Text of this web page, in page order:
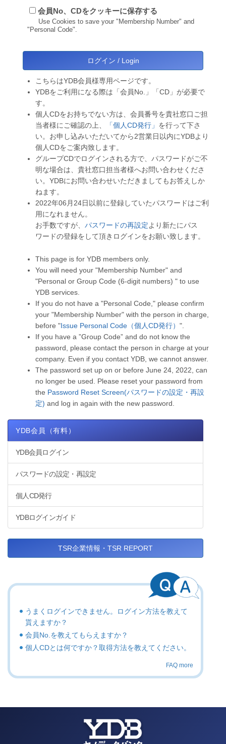
会員No、CDをクッキーに保存する
Use Cookies to save your "Membership Number" and
"Personal Code".
こちらはYDB会員様専用ページです。
YDBをご利用になる際は「会員No.」「CD」が必要で
す。
個人CDをお持ちでない方は、会員番号を貴社窓口ご担
当者様にご確認の上、
「個人CD発行」 を行って下さ
い。お申し込みいただいてから2営業日以内にYDBより
個人CDをご案内致します。
グループCDでログインされる方で、パスワードがご不
明な場合は、貴社窓口担当者様へお問い合わせくださ
い。YDBにお問い合わせいただきましてもお答えしか
ねます。
2022年06月24日以前に登録していたパスワードはご利
用になれません。
お手数ですが、 パスワードの再設定より新たにパス
ワードの登録をして頂きログインをお願い致します。
This page is for YDB members only.
You will need your "Membership Number" and
"Personal or Group Code (6-digit numbers) " to use
YDB services.
If you do not have a "Personal Code," please confirm
your "Membership Number" with the person in charge,
before "Issue Personal Code（個人CD発行） ".
If you have a ”Group Code” and do not know the
password, please contact the person in charge at your
company. Even if you contact YDB, we cannot answer.
The password set up on or before June 24, 2022, can
no longer be used. Please reset your password from
the Password Reset Screen(パスワードの設定・再設
定) and log in again with the new password.
YDB会員（有料）
YDB会員ログイン
パスワードの設定・再設定
個人CD発行
YDBログインガイド
TSR企業情報・TSR REPORT
うまくログインできません。ログイン方法を教えて
貰えますか？
会員No.を教えてもらえますか？
個人CDとは何ですか？取得方法を教えてください。
FAQ more